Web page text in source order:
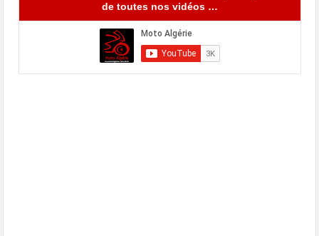
de toutes nos vidéos …